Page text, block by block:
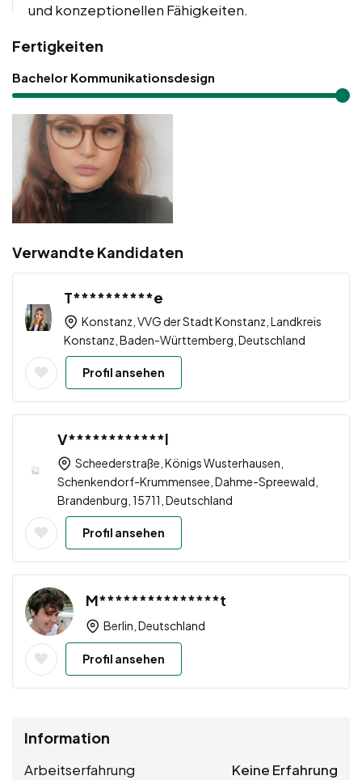
und konzeptionellen Fähigkeiten.
Fertigkeiten
Bachelor Kommunikationsdesign
Verwandte Kandidaten
T**********e
Konstanz, VVG der Stadt Konstanz, Landkreis
Konstanz, Baden-Württemberg, Deutschland
Profil ansehen
V************l
Scheederstraße, Königs Wusterhausen,
Schenkendorf-Krummensee, Dahme-Spreewald,
Brandenburg, 15711, Deutschland
Profil ansehen
M***************t
Berlin, Deutschland
Profil ansehen
Information
Arbeitserfahrung Keine Erfahrung